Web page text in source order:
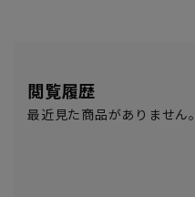
閲覧履歴
最近見た商品がありません。